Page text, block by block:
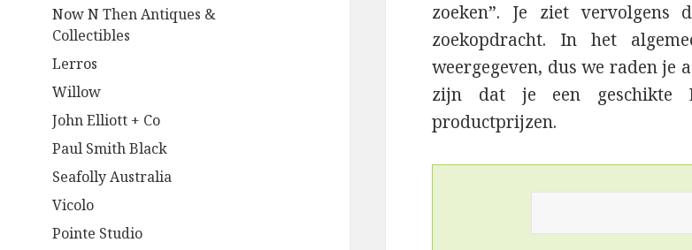
Now N Then Antiques &
Collectibles
Lerros
Willow
John Elliott + Co
Paul Smith Black
Seafolly Australia
Vicolo
Pointe Studio
zoeken”. Je ziet vervolgens
zoekopdracht. In het
weergegeven, dus we raden je
zijn dat je een geschikte
productprijzen.